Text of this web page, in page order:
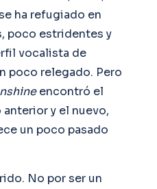
ha refugiado en
poco estridentes y
vocalista de
poco relegado. Pero
encontró el
y el nuevo,
un poco pasado
No por ser un